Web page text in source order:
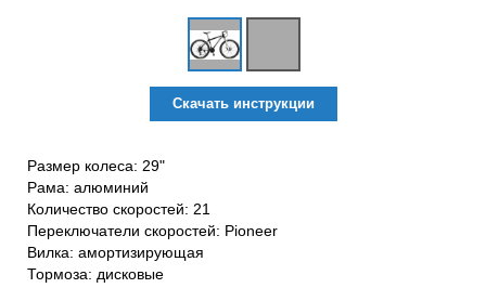
Скачать инструкции
Размер колеса: 29"
Рама: алюминий
Количество скоростей: 21
Переключатели скоростей: Pioneer
Вилка: амортизирующая
Тормоза: дисковые